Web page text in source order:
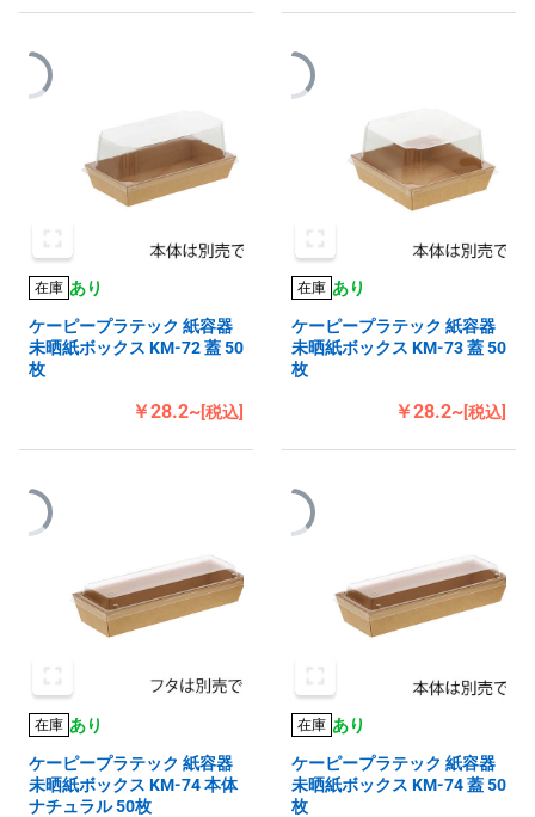
在庫 あり
ケーピープラテック 紙容器
未晒紙ボックス KM-72 蓋 50
枚
￥28.2~[税込]
在庫 あり
ケーピープラテック 紙容器
未晒紙ボックス KM-73 蓋 50
枚
￥28.2~[税込]
在庫 あり
ケーピープラテック 紙容器
未晒紙ボックス KM-74 本体
ナチュラル 50枚
在庫 あり
ケーピープラテック 紙容器
未晒紙ボックス KM-74 蓋 50
枚